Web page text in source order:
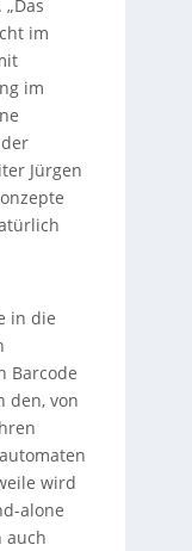
im
im
Jürgen
in die
Barcode
den, von
wird
alone
auch